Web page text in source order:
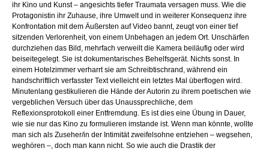
ihr Kino und Kunst – angesichts tiefer Traumata versagen muss. Wie die
Protagonistin ihr Zuhause, ihre Umwelt und in weiterer Konsequenz ihre
Konfrontation mit dem Äußersten auf Video bannt, zeugt von einer tief
sitzenden Verlorenheit, von einem Unbehagen an jedem Ort. Unschärfen
durchziehen das Bild, mehrfach verweilt die Kamera beiläufig oder wird
beiseitegelegt. Sie ist dokumentarisches Behelfsgerät. Nichts sonst. In
einem Hotelzimmer verharrt sie am Schreibtischrand, während ein
handschriftlich verfasster Text vielleicht ein letztes Mal überflogen wird.
Minutenlang gestikulieren die Hände der Autorin zu ihrem poetischen wie
vergeblichen Versuch über das Unaussprechliche, dem
Reflexionsprotokoll einer Entfremdung. Es ist dies eine Übung in Dauer,
wie sie nur das Kino zu formulieren imstande ist. Wenn man könnte, wollte
man sich als Zuseher/in der Intimität zweifelsohne entziehen – wegsehen,
weghören –, doch man kann nicht. So wie auch die Drastik der